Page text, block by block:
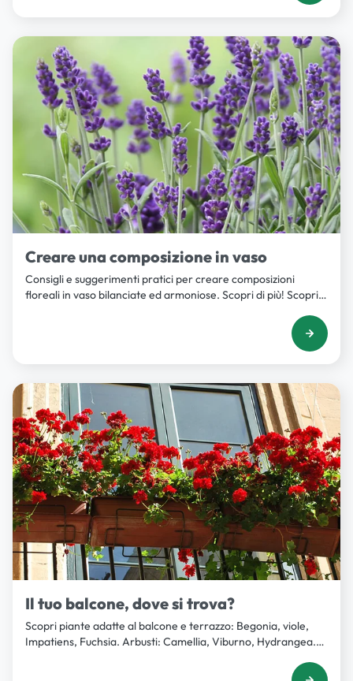
Creare una composizione in vaso
Consigli e suggerimenti pratici per creare composizioni
floreali in vaso bilanciate ed armoniose. Scopri di più! Scopri
Il tuo balcone, dove si trova?
Scopri piante adatte al balcone e terrazzo: Begonia, viole,
Impatiens, Fuchsia. Arbusti: Camellia, Viburno, Hydrangea.